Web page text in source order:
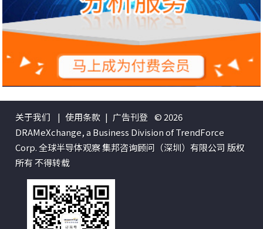
关于我们 | 使用条款 | 广告刊登 © 2026
DRAMeXchange, a Business Division of TrendForce
Corp. 全球半导体观察 集邦咨询顾问（深圳）有限公司 版权
所有 不得转载